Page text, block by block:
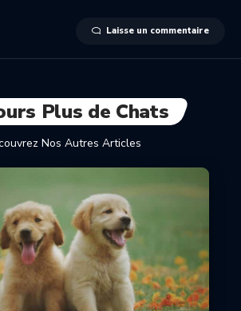
Laisse un commentaire
Plus de Chats
Nos Autres Articles